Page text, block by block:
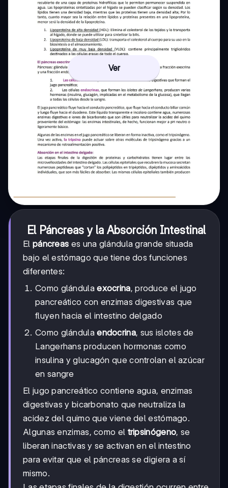
Ver
El Páncreas y la Absorción Intestinal
El páncreas es una glándula grande situada
bajo el estómago que tiene dos funciones
diferentes:
Como glándulaexocrina, produce el jugo
pancreático con enzimas digestivas que
fluyen hacia el intestino delgado
Como glándulaendocrina, sus islotes de
Langerhans producen hormonas como
insulina y glucagón que controlan el azúcar
en sangre
El jugo pancreático contiene agua, enzimas
digestivas y bicarbonato que neutraliza la
acidez del quimo que viene del estómago.
Algunas enzimas, como el tripsinógeno, se
liberan inactivas y se activan en el intestino
para evitar que el páncreas se digiera a sí
mismo.